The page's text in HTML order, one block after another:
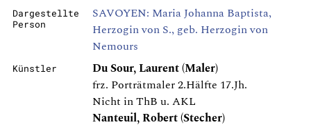
Dargestellte
Person
SAVOYEN: Maria Johanna Baptista,
Herzogin von S., geb. Herzogin von
Nemours
Künstler
Du Sour, Laurent (Maler)
frz. Porträtmaler 2.Hälfte 17.Jh.
Nicht in ThB u. AKL
Nanteuil, Robert (Stecher)